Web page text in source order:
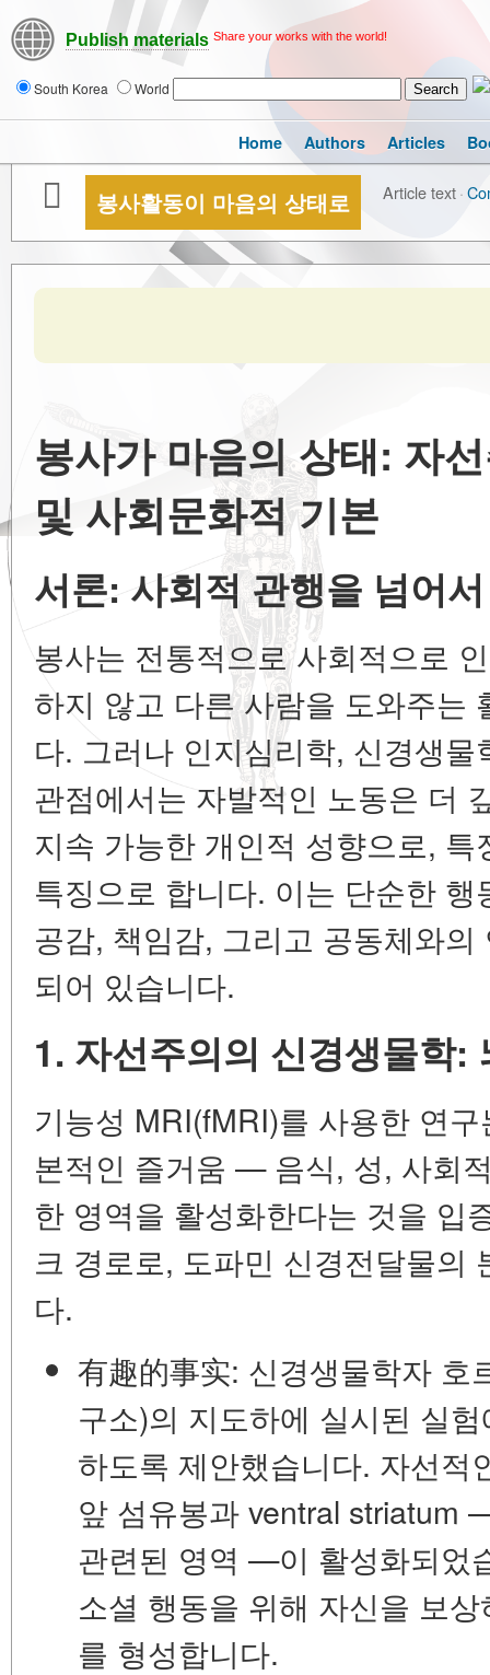
Publish materials Share your works with the world!
South Korea World
Home Authors Articles
봉사활동이 마음의 상태로 Article text·
봉사가 마음의 상태: 자
및 사회문화적 기본
서론: 사회적 관행을 넘어서
봉사는 전통적으로 사회적으로
하지 않고 다른 사람을 도와주는
다. 그러나 인지심리학, 신경생
관점에서는 자발적인 노동은 더
지속 가능한 개인적 성향으로, 특
특징으로 합니다. 이는 단순한
공감, 책임감, 그리고 공동체와
되어 있습니다.
1. 자선주의의 신경생물학:
기능성 MRI(fMRI)를 사용한 연
본적인 즐거움 — 음식, 성, 사회
한 영역을 활성화한다는 것을 입
크 경로 로, 도파민 신경전달물의
다.
有趣的事实: 신경생물학자 호
구소)의 지도하에 실시된 실
하도록 제안했습니다. 자선적
앞 섬유봉과ventral striatum
관련된 영역 —이 활성화되었
소셜 행동을 위해 자신을 보
를 형성합니다.